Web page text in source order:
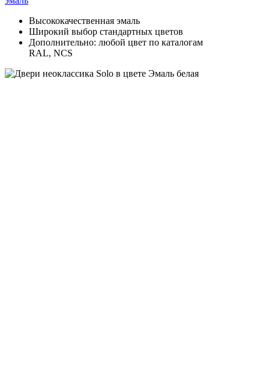
Высококачественная эмаль
Широкий выбор стандартных цветов
Дополнительно: любой цвет по каталогам
RAL, NCS